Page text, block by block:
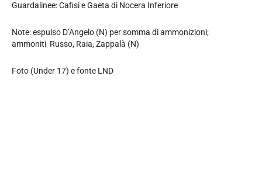
Guardalinee: Cafisi e Gaeta di Nocera Inferiore
Note: espulso D’Angelo (N) per somma di ammonizioni;
ammoniti Russo, Raia, Zappalà (N)
Foto (Under 17) e fonte LND